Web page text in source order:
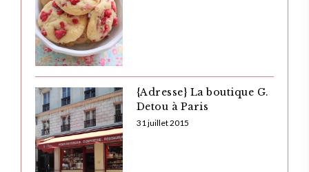
{Adresse} La boutique G.
Detou à Paris
31 juillet 2015